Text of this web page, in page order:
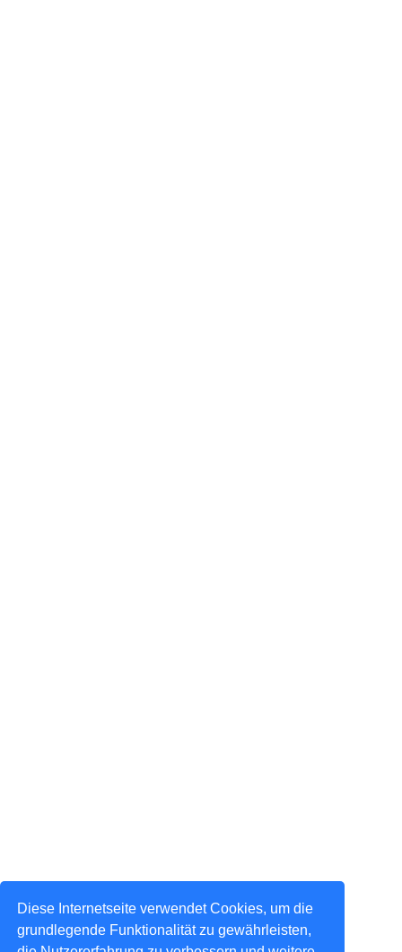
Diese Internetseite verwendet Cookies, um die
grundlegende Funktionalität zu gewährleisten,